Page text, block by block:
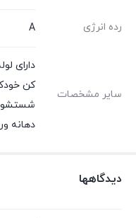
رده انرژی A
سایر مشخصات
دارای
شستشو
دهانه
دیدگاهها